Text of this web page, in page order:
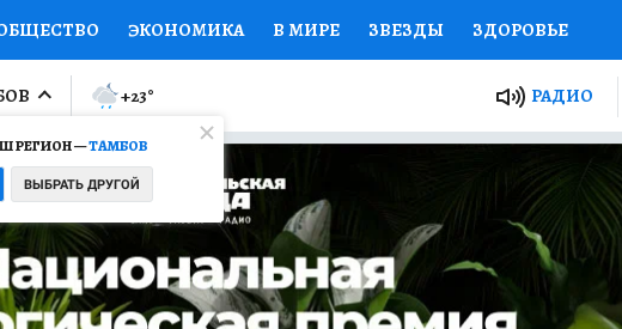
ЭКОНОМИКА В МИРЕ ЗВЕЗДЫ ЗДОРОВЬЕ
ПРОИСШЕСТВИЯ НАЦИОНАЛЬНЫЕ ПРОЕКТЫ РОССИИ
МИР Я ЗНАЮ СЕМЬЯ ЖЕНСКИЕ СЕКРЕТЫ
СЕРИАЛЫ СПЕЦПРОЕКТЫ ДЕФИЦИТ ЖЕЛЕЗА
КОНКУРСЫ РАБОТА У НАС ГИД ПОТРЕБИТЕЛЯ
РЕГИОН —ТАМБОВ
ВЫБРАТЬ ДРУГОЙ
+23° РАДИО